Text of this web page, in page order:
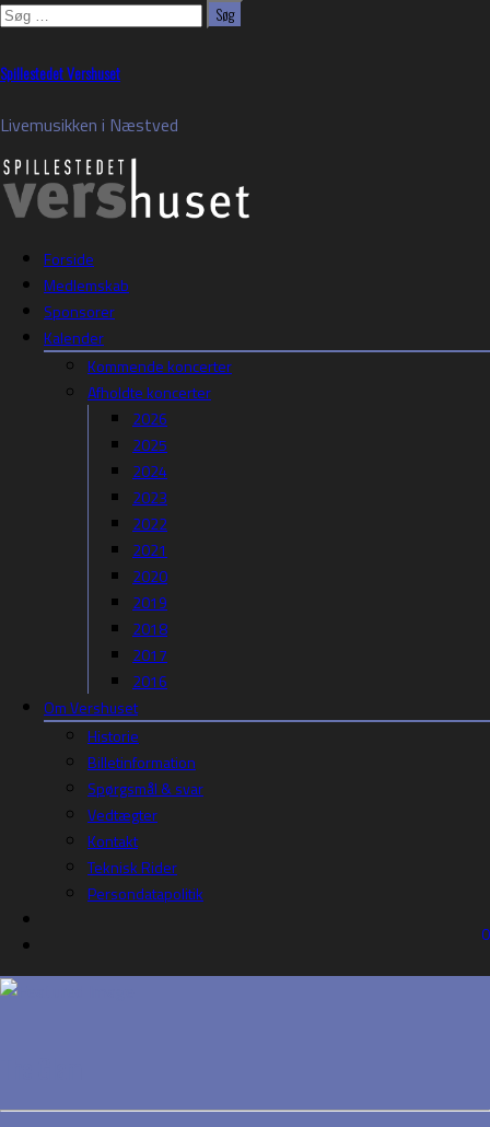
Søg
Skip
to
content
Spillestedet Vershuset
Livemusikken i Næstved
Forside
Medlemskab
Sponsorer
Kalender
Kommende koncerter
Afholdte koncerter
2026
2025
2024
2023
2022
2021
2020
2019
2018
2017
2016
Om Vershuset
Historie
Billetinformation
Spørgsmål & svar
Vedtægter
Kontakt
Teknisk Rider
Persondatapolitik
0